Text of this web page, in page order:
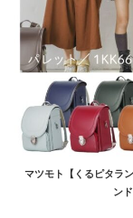
マツモト【くるピタラ
ン